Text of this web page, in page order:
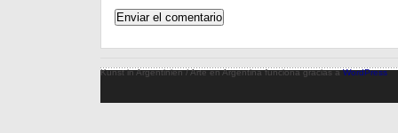
Kunst in Argentinien / Arte en Argentina funciona gracias aWordPress